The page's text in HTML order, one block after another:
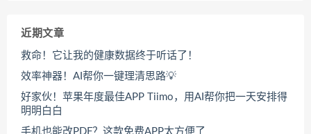
近期文章
救命！它让我的健康数据终于听话了！
效率神器！AI帮你一键理清思路💡
好家伙！苹果年度最佳APP Tiimo，用AI帮你把一天安排得
明明白白
手机也能改PDF？这款免费APP太方便了